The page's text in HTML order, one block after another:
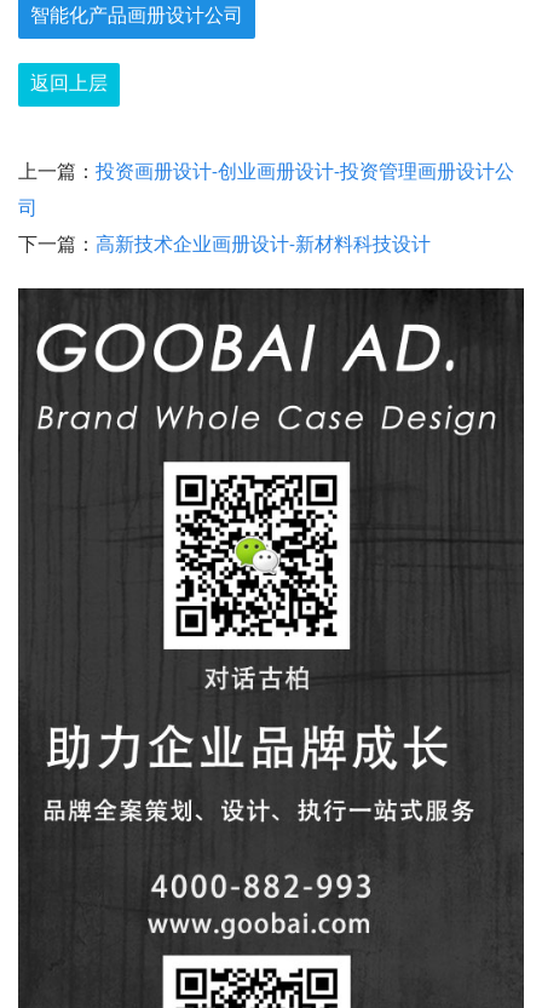
智能化产品画册设计公司
返回上层
上一篇： 投资画册设计-创业画册设计-投资管理画册设计公
司
下一篇： 高新技术企业画册设计-新材料科技设计